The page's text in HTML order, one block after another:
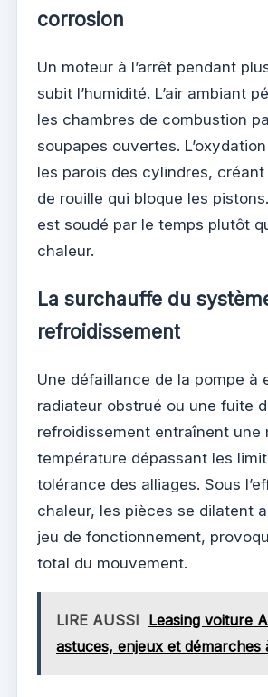
corrosion
Un moteur à l’arrêt pendant
subit l’humidité. L’air ambiant
les chambres de combustion
soupapes ouvertes.
les parois des cylindres,
de rouille qui bloque les
est soudé par le temps plutôt
chaleur.
La surchauffe du
refroidissement
Une défaillance de la pompe à
radiateur obstrué ou une fuite
refroidissement entraînent une
température dépassant les
tolérance des alliages. Sous
chaleur, les pièces se dilatent
jeu de fonctionnement,
total du mouvement.
LIRE AUSSI Leasing voiture
astuces, enjeux et démarches